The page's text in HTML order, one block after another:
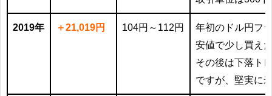
2019年 ＋21,019円 104円～112円
年初のドル円フ
安値で少し買え
その後は下落ト
ですが、堅実に